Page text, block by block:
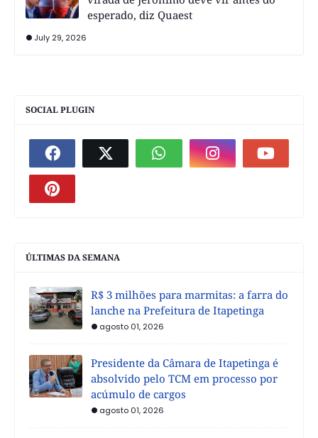
esperado, diz Quaest
July 29, 2026
SOCIAL PLUGIN
ÚLTIMAS DA SEMANA
R$ 3 milhões para marmitas: a farra do
lanche na Prefeitura de Itapetinga
agosto 01, 2026
Presidente da Câmara de Itapetinga é
absolvido pelo TCM em processo por
acúmulo de cargos
agosto 01, 2026